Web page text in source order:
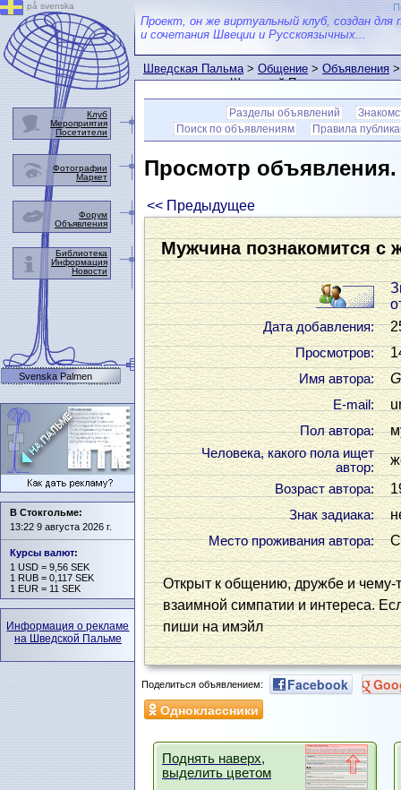
Проект, он же виртуальный клуб, создан для
и сочетания Швеции и Русскоязычных...
Шведская Пальма>Общение>Объявления>
пользователем Шведской Пальмы
Разделы объявлений
Поиск по объявлениям
Правила
Просмотр
<< Предыдущее
Мужчина познакомится с
Дата добавления:
Просмотров:
Имя автора:
Е-mail:
Пол автора:
Человека, какого пола ищет
автор:
Возраст автора:
Знак задиака:
Место проживания автора:
Открыт к общению, дружбе и
взаимной симпатии и интереса.
пиши на имэйл
Поделиться объявлением: Facebook
Одноклассники
Поднять наверх,
выделить цветом
på svenska
Клуб
Мероприятия
Посетители
Фотографии
Маркет
Форум
Объявления
Библиотека
Информация
Новости
Svenska Palmen
В Стокгольме:
13:22 9 августа 2026 г.
Курсы валют:
1 USD = 9,56 SEK
1 RUB = 0,117 SEK
1 EUR = 11 SEK
Информация о рекламе
на Шведской Пальме